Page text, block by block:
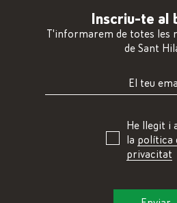
Inscriu-te al
T'informarem de totes les
de Sant
He llegit i
la política
privacitat